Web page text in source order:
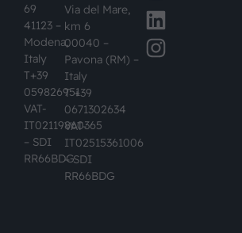
69
41123 –
Modena,
Italy
T+39
059826951
VAT-
IT02119860365
– SDI
RR66BDG
Via del Mare,
km 6
00040 –
Pavona (RM) –
Italy
T +39
0671302634
VAT-
IT02515361006
– SDI
RR66BDG